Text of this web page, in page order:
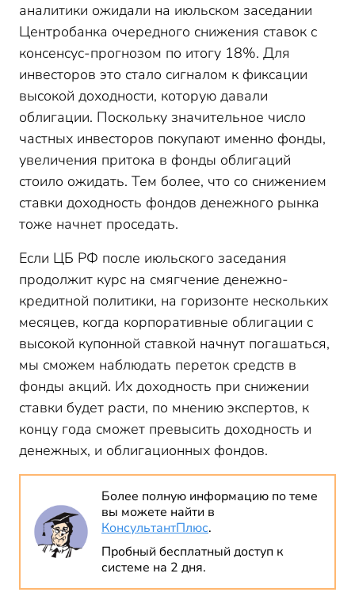
аналитики ожидали на июльском заседании
Центробанка очередного снижения ставок с
консенсус-прогнозом по итогу 18%. Для
инвесторов это стало сигналом к фиксации
высокой доходности, которую давали
облигации. Поскольку значительное число
частных инвесторов покупают именно фонды,
увеличения притока в фонды облигаций
стоило ожидать. Тем более, что со снижением
ставки доходность фондов денежного рынка
тоже начнет проседать.
Если ЦБ РФ после июльского заседания
продолжит курс на смягчение денежно-
кредитной политики, на горизонте нескольких
месяцев, когда корпоративные облигации с
высокой купонной ставкой начнут погашаться,
мы сможем наблюдать переток средств в
фонды акций. Их доходность при снижении
ставки будет расти, по мнению экспертов, к
концу года сможет превысить доходность и
денежных, и облигационных фондов.
Более полную информацию по теме
вы можете найти в
КонсультантПлюс.
Пробный бесплатный доступ к
системе на 2 дня.